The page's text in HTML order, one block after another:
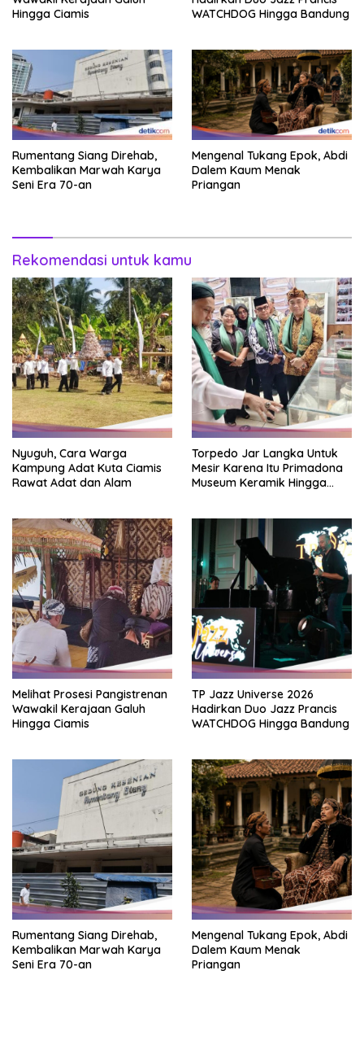
Hingga Ciamis
WATCHDOG Hingga Bandung
Rumentang Siang Direhab,
Kembalikan Marwah Karya
Seni Era 70-an
Mengenal Tukang Epok, Abdi
Dalem Kaum Menak
Priangan
Rekomendasi untuk kamu
Nyuguh, Cara Warga
Kampung Adat Kuta Ciamis
Rawat Adat dan Alam
Torpedo Jar Langka Untuk
Mesir Karena Itu Primadona
Museum Keramik Hingga
Melihat Prosesi Pangistrenan
Wawakil Kerajaan Galuh
Hingga Ciamis
TP Jazz Universe 2026
Hadirkan Duo Jazz Prancis
WATCHDOG Hingga Bandung
Rumentang Siang Direhab,
Kembalikan Marwah Karya
Seni Era 70-an
Mengenal Tukang Epok, Abdi
Dalem Kaum Menak
Priangan